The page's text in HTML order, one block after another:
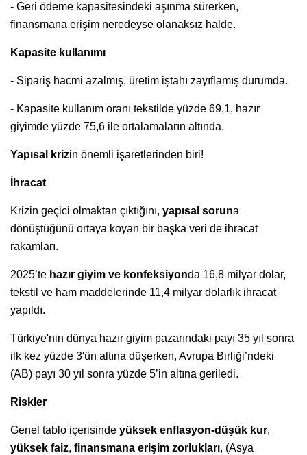
- Geri ödeme kapasitesindeki aşınma sürerken,
finansmana erişim neredeyse olanaksız halde.
Kapasite kullanımı
- Sipariş hacmi azalmış, üretim iştahı zayıflamış durumda.
- Kapasite kullanım oranı tekstilde yüzde 69,1, hazır
giyimde yüzde 75,6 ile ortalamaların altında.
Yapısal krizin önemli işaretlerinden biri!
İhracat
Krizin geçici olmaktan çıktığını, yapısal soruna
dönüştüğünü ortaya koyan bir başka veri de ihracat
rakamları.
2025’te hazır giyim ve konfeksiyonda 16,8 milyar dolar,
tekstil ve ham maddelerinde 11,4 milyar dolarlık ihracat
yapıldı.
Türkiye'nin dünya hazır giyim pazarındaki payı 35 yıl sonra
ilk kez yüzde 3'ün altına düşerken, Avrupa Birliği’ndeki
(AB) payı 30 yıl sonra yüzde 5’in altına geriledi.
Riskler
Genel tablo içerisinde yüksek enflasyon-düşük kur,
yüksek faiz, finansmana erişim zorlukları, (Asya